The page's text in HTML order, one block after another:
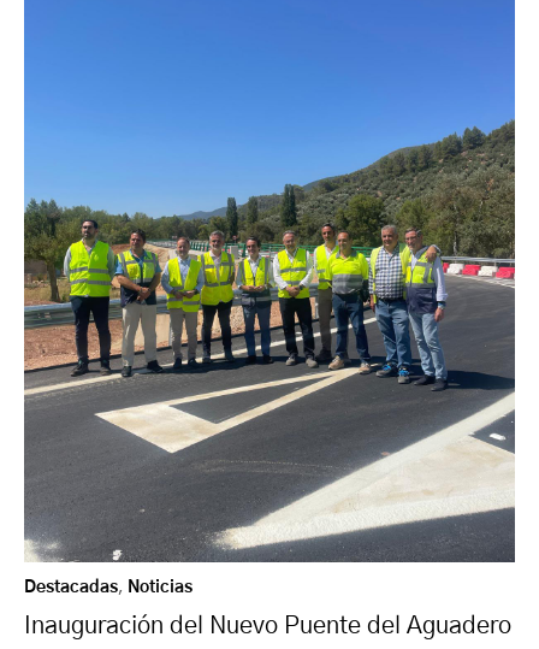
Destacadas, Noticias
Inauguración del Nuevo Puente del Aguadero